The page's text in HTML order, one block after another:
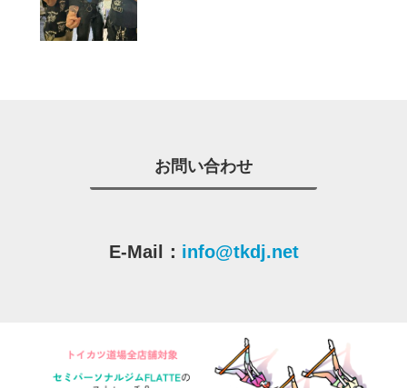
お問い合わせ
E-Mail： info@tkdj.net